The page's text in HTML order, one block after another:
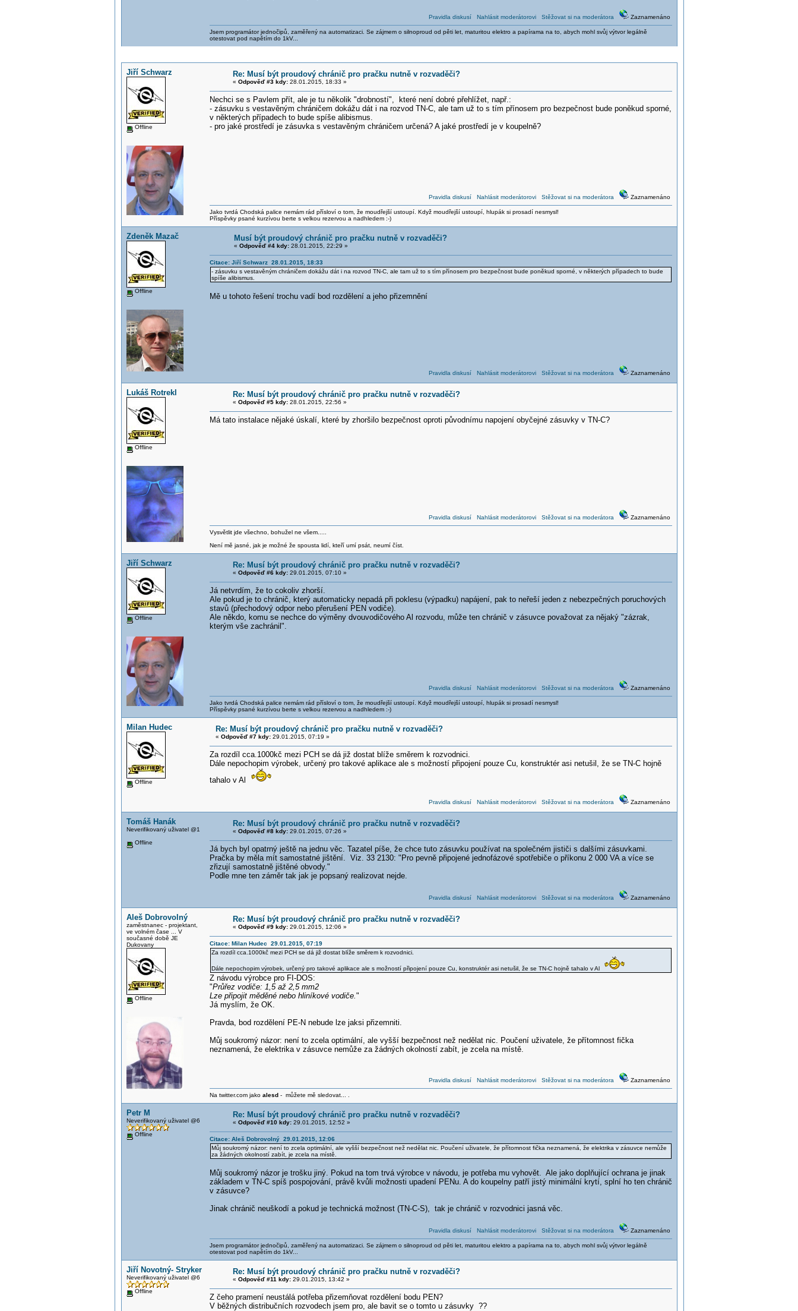
Pravidla diskusí Nahlásit moderátorovi Stěžovat si na moderátora Zaznamenáno
Jsem programátor jednočipů, zaměřený na automatizaci. Se zájmem o silnoproud od pěti let, maturitou elektro a papírama na to, abych mohl svůj výtvor legálně
otestovat pod napětím do 1kV...
Jiří Schwarz
Offline
Re: Musí být proudový chránič pro pračku nutně v rozvaděči?
« Odpověď #3 kdy:28.01.2015, 18:33 »
Nechci se s Pavlem přít, ale je tu několik "drobností", které není dobré přehlížet, např.:
- zásuvku s vestavěným chráničem dokážu dát i na rozvod TN-C, ale tam už to s tím přínosem pro bezpečnost bude poněkud sporné,
v některých případech to bude spíše alibismus.
- pro jaké prostředí je zásuvka s vestavěným chráničem určená? A jaké prostředí je v koupelně?
Pravidla diskusí Nahlásit moderátorovi Stěžovat si na moderátora Zaznamenáno
Jako tvrdá Chodská palice nemám rád přísloví o tom, že moudřejší ustoupí. Když moudřejší ustoupí, hlupák si prosadí nesmysl!
Příspěvky psané kurzívou berte s velkou rezervou a nadhledem :-)
Zdeněk Mazač
Offline
Musí být proudový chránič pro pračku nutně v rozvaděči?
« Odpověď #4 kdy:28.01.2015, 22:29 »
Citace: Jiří Schwarz 28.01.2015, 18:33
- zásuvku s vestavěným chráničem dokážu dát i na rozvod TN-C, ale tam už to s tím přínosem pro bezpečnost bude poněkud sporné, v některých případech to bude
spíše alibismus.
Mě u tohoto řešení trochu vadí bod rozdělení a jeho přizemnění
Pravidla diskusí Nahlásit moderátorovi Stěžovat si na moderátora Zaznamenáno
Lukáš Rotrekl
Offline
Re: Musí být proudový chránič pro pračku nutně v rozvaděči?
« Odpověď #5 kdy:28.01.2015, 22:56 »
Má tato instalace nějaké úskalí, které by zhoršilo bezpečnost oproti původnímu napojení obyčejné zásuvky v TN-C?
Pravidla diskusí Nahlásit moderátorovi Stěžovat si na moderátora Zaznamenáno
Vysvětlit jde všechno, bohužel ne všem.....
Není mě jasné, jak je možné že spousta lidí, kteří umí psát, neumí číst.
Jiří Schwarz
Offline
Re: Musí být proudový chránič pro pračku nutně v rozvaděči?
« Odpověď #6 kdy:29.01.2015, 07:10 »
Já netvrdím, že to cokoliv zhorší.
Ale pokud je to chránič, který automaticky nepadá při poklesu (výpadku) napájení, pak to neřeší jeden z nebezpečných poruchových
stavů (přechodový odpor nebo přerušení PEN vodiče).
Ale někdo, komu se nechce do výměny dvouvodičového Al rozvodu, může ten chránič v zásuvce považovat za nějaký "zázrak,
kterým vše zachránil".
Pravidla diskusí Nahlásit moderátorovi Stěžovat si na moderátora Zaznamenáno
Jako tvrdá Chodská palice nemám rád přísloví o tom, že moudřejší ustoupí. Když moudřejší ustoupí, hlupák si prosadí nesmysl!
Příspěvky psané kurzívou berte s velkou rezervou a nadhledem :-)
Milan Hudec
Offline
Re: Musí být proudový chránič pro pračku nutně v rozvaděči?
« Odpověď #7 kdy:29.01.2015, 07:19 »
Za rozdíl cca.1000kč mezi PCH se dá již dostat blíže směrem k rozvodnici.
Dále nepochopim výrobek, určený pro takové aplikace ale s možností připojení pouze Cu, konstruktér asi netušil, že se TN-C hojně
tahalo v Al
Pravidla diskusí Nahlásit moderátorovi Stěžovat si na moderátora Zaznamenáno
Tomáš Hanák
Neverifikovaný uživatel @1
Offline
Re: Musí být proudový chránič pro pračku nutně v rozvaděči?
« Odpověď #8 kdy:29.01.2015, 07:26 »
Já bych byl opatrný ještě na jednu věc. Tazatel píše, že chce tuto zásuvku používat na společném jističi s dalšími zásuvkami.
Pračka by měla mít samostatné jištění. Viz. 33 2130: "Pro pevně připojené jednofázové spotřebiče o příkonu 2 000 VA a více se
zřizují samostatně jištěné obvody."
Podle mne ten záměr tak jak je popsaný realizovat nejde.
Pravidla diskusí Nahlásit moderátorovi Stěžovat si na moderátora Zaznamenáno
Aleš Dobrovolný
zaměstnanec - projektant,
ve volném čase ... V
současné době JE
Dukovany
Offline
Re: Musí být proudový chránič pro pračku nutně v rozvaděči?
« Odpověď #9 kdy:29.01.2015, 12:06 »
Citace: Milan Hudec 29.01.2015, 07:19
Za rozdíl cca.1000kč mezi PCH se dá již dostat blíže směrem k rozvodnici.
Dále nepochopim výrobek, určený pro takové aplikace ale s možností připojení pouze Cu, konstruktér asi netušil, že se TN-C hojně tahalo v Al
Z návodu výrobce pro FI-DOS:
"Průřez vodiče: 1,5 až 2,5 mm2
Lze připojit měděné nebo hliníkové vodiče."
Já myslím, že OK.
Pravda, bod rozdělení PE-N nebude lze jaksi přizemniti.
Můj soukromý názor: není to zcela optimální, ale vyšší bezpečnost než nedělat nic. Poučení uživatele, že přítomnost fička
neznamená, že elektrika v zásuvce nemůže za žádných okolností zabít, je zcela na místě.
Pravidla diskusí Nahlásit moderátorovi Stěžovat si na moderátora Zaznamenáno
Na twitter.com jako alesd- můžete mě sledovat... .
Petr M
Neverifikovaný uživatel @6
Offline
Re: Musí být proudový chránič pro pračku nutně v rozvaděči?
« Odpověď #10 kdy:29.01.2015, 12:52 »
Citace: Aleš Dobrovolný 29.01.2015, 12:06
Můj soukromý názor: není to zcela optimální, ale vyšší bezpečnost než nedělat nic. Poučení uživatele, že přítomnost fička neznamená, že elektrika v zásuvce nemůže
za žádných okolností zabít, je zcela na místě.
Můj soukromý názor je trošku jiný. Pokud na tom trvá výrobce v návodu, je potřeba mu vyhovět. Ale jako doplňující ochrana je jinak
základem v TN-C spíš pospojování, právě kvůli možnosti upadení PENu. A do koupelny patří jistý minimální krytí, splní ho ten chránič
v zásuvce?
Jinak chránič neuškodí a pokud je technická možnost (TN-C-S), tak je chránič v rozvodnici jasná věc.
Pravidla diskusí Nahlásit moderátorovi Stěžovat si na moderátora Zaznamenáno
Jsem programátor jednočipů, zaměřený na automatizaci. Se zájmem o silnoproud od pěti let, maturitou elektro a papírama na to, abych mohl svůj výtvor legálně
otestovat pod napětím do 1kV...
Jiří Novotný- Stryker
Neverifikovaný uživatel @6
Offline
Re: Musí být proudový chránič pro pračku nutně v rozvaděči?
« Odpověď #11 kdy:29.01.2015, 13:42 »
Z čeho pramení neustálá potřeba přizemňovat rozdělení bodu PEN?
V běžných distribučních rozvodech jsem pro, ale bavit se o tomto u zásuvky ??